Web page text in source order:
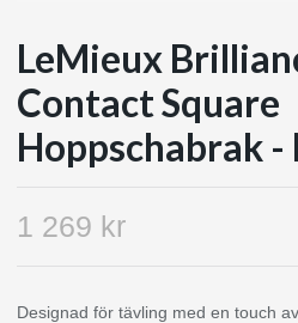
LeMieux
Contact Square
Hoppschabrak -
1 269 kr
Designad för tävling med en touch